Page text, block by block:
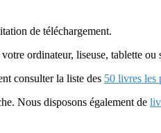
de téléchargement.
ordinateur, liseuse, tablette ou
consulter la liste des 50 livres les
Nous disposons également de